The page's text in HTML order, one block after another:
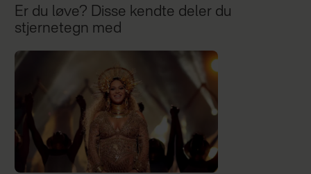
Er du løve? Disse kendte deler du
stjernetegn med